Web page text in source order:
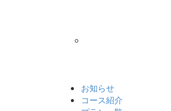
お知らせ
コース紹介